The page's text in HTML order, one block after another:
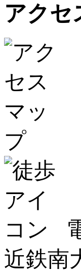
アクセ
近鉄南